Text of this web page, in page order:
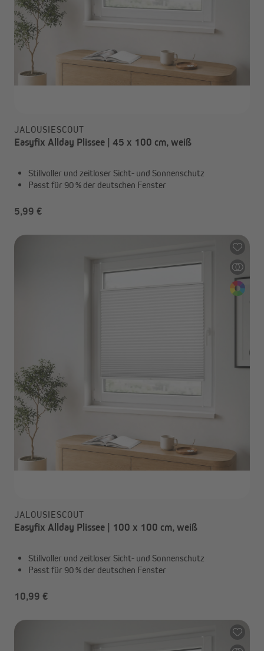
JALOUSIESCOUT
Easyfix Allday Plissee | 45 x 100 cm, weiß
Stillvoller und zeitloser Sicht- und Sonnenschutz
Passt für 90 % der deutschen Fenster
5,99 €
JALOUSIESCOUT
Easyfix Allday Plissee | 100 x 100 cm, weiß
Stillvoller und zeitloser Sicht- und Sonnenschutz
Passt für 90 % der deutschen Fenster
10,99 €